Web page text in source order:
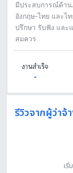
มีประสบการณ์ด้าน
อังกฤษ-ไทย และไ
ปรึกษา รับฟัง และ
สมควร
งานสำเร็จ
-
รีวิวจากผู้ว่าจ้
เริ่